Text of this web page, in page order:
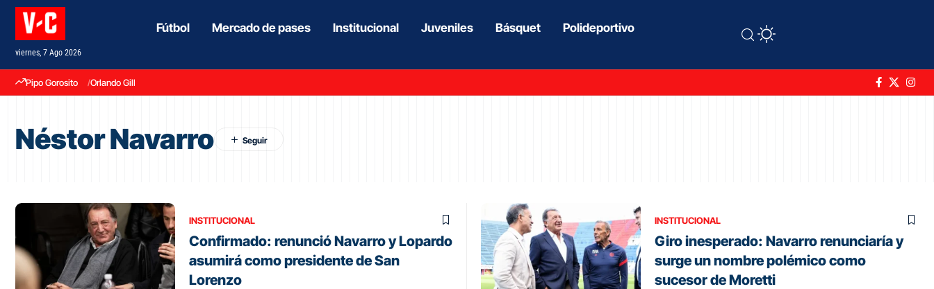
viernes, 7 Ago 2026
Fútbol Mercado de pases Institucional Juveniles Básquet Polideportivo
Pipo Gorosito Orlando Gill
Néstor Navarro
INSTITUCIONAL
Confirmado: renunció Navarro y Lopardo
asumirá como presidente de San
Lorenzo
INSTITUCIONAL
Giro inesperado: Navarro renunciaría y
surge un nombre polémico como
sucesor de Moretti